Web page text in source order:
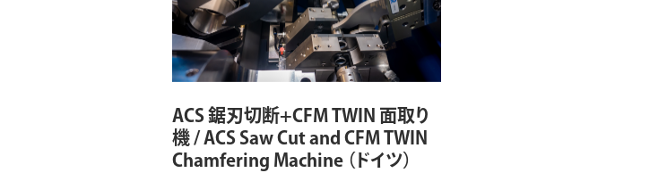
ACS 鋸刃切断+CFM TWIN 面取り
機 / ACS Saw Cut and CFM TWIN
Chamfering Machine （ドイツ）